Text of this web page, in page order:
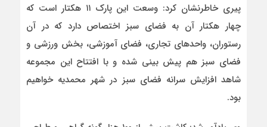
پیری خاطرنشان کرد: وسعت این پارک ۱۱ هکتار است که
چهار هکتار آن به فضای سبز اختصاص دارد که در آن
رستوران، واحدهای تجاری، فضای آموزشی، بخش ورزشی و
فضای سبز هم پیش بینی شده و با افتتاح این مجموعه
شاهد افزایش سرانه فضای سبز در شهر محمدیه خواهیم
بود.